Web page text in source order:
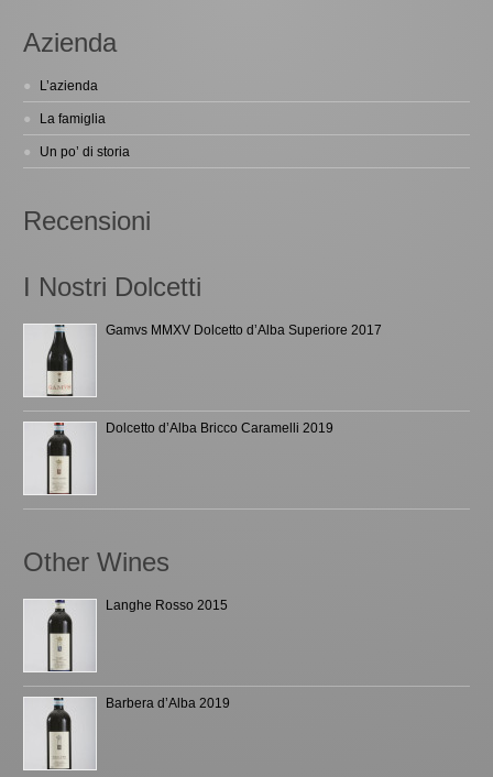
Azienda
L’azienda
La famiglia
Un po’ di storia
Recensioni
I Nostri Dolcetti
Gamvs MMXV Dolcetto d’Alba Superiore 2017
Dolcetto d’Alba Bricco Caramelli 2019
Other Wines
Langhe Rosso 2015
Barbera d’Alba 2019